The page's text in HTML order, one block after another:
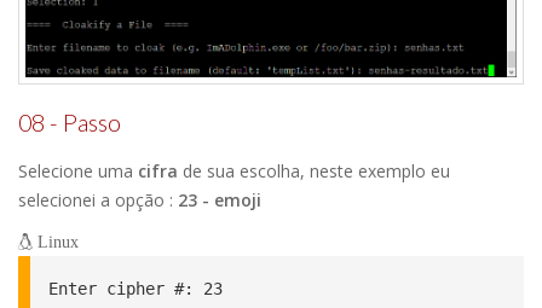
08 - Passo
Selecione uma cifra de sua escolha, neste exemplo eu
selecionei a opção : 23 - emoji
Linux
Enter cipher #: 23